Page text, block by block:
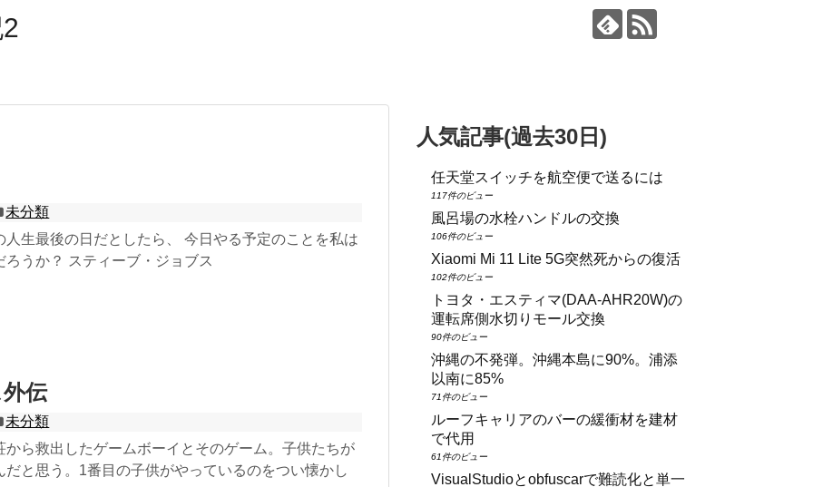
未分類
人生最後の日だとしたら、 今日やる予定のことを私は
ろうか？ スティーブ・ジョブス
伝
未分類
から救出したゲームボーイとそのゲーム。子供たちが
だと思う。1番目の子供がやっているのをつい懐かし
人気記事(過去30日)
任天堂スイッチを航空便で送るには
117件のビュー
風呂場の水栓ハンドルの交換
106件のビュー
Xiaomi Mi 11 Lite 5G突然死からの復活
102件のビュー
トヨタ・エスティマ(DAA‑AHR20W)の
運転席側水切りモール交換
90件のビュー
沖縄の不発弾。沖縄本島に90%。浦添
以南に85%
71件のビュー
ルーフキャリアのバーの緩衝材を建材
で代用
61件のビュー
VisualStudioとobfuscarで難読化と単一